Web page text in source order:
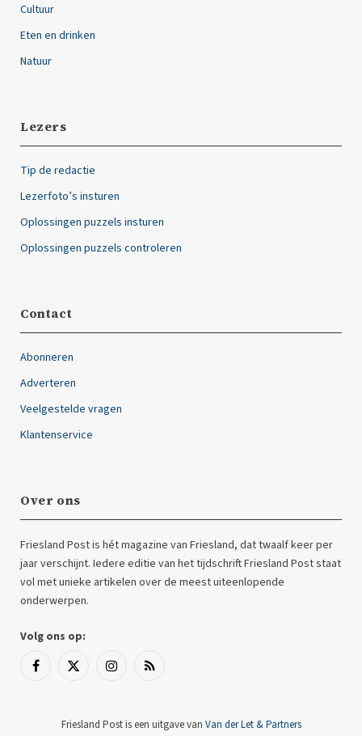
Cultuur
Eten en drinken
Natuur
Lezers
Tip de redactie
Lezerfoto’s insturen
Oplossingen puzzels insturen
Oplossingen puzzels controleren
Contact
Abonneren
Adverteren
Veelgestelde vragen
Klantenservice
Over ons
Friesland Post is hét magazine van Friesland, dat twaalf keer per
jaar verschijnt. Iedere editie van het tijdschrift Friesland Post staat
vol met unieke artikelen over de meest uiteenlopende
onderwerpen.
Volg ons op:
Facebook
X
InstagramRSS
Friesland Post is een uitgave van Van der Let & Partners